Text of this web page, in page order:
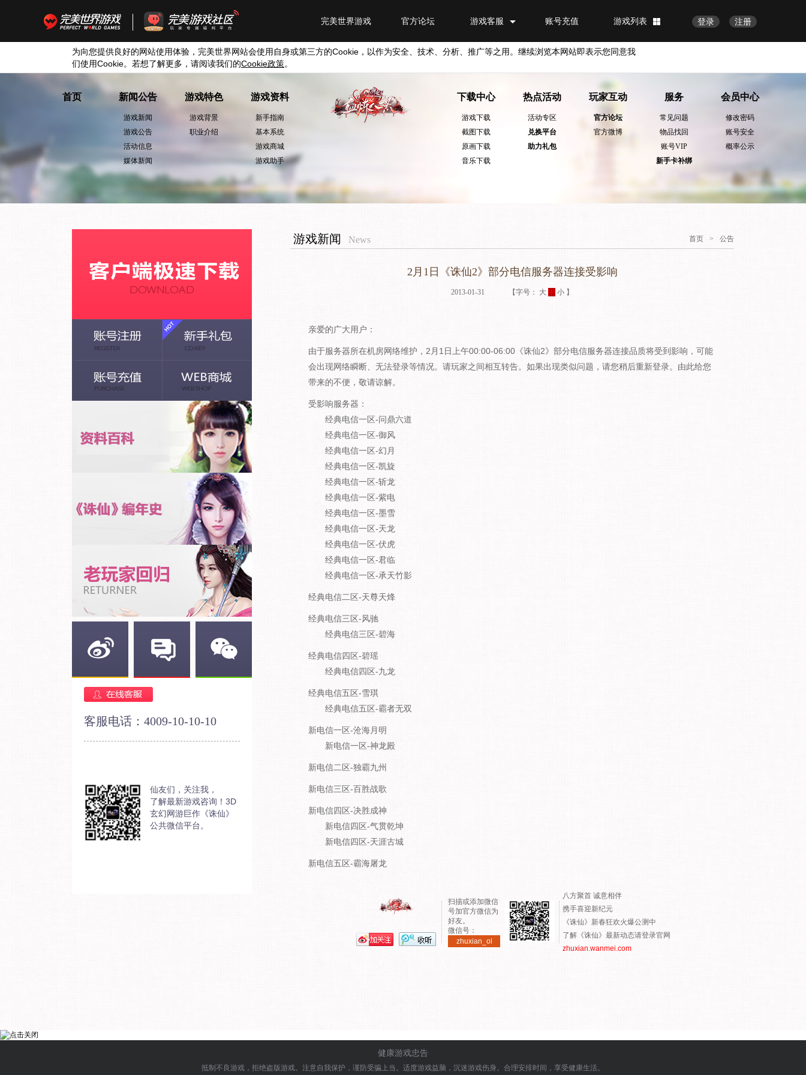
注册
登录
游戏列表
账号充值
游戏客服
官方论坛
完美世界游戏
为向您提供良好的网站使用体验，完美世界网站会使用自身或第三方的Cookie ，以作为安全、技术、分析、推广等之用。继续浏览本网站即表示您同意我
们使用Cookie。若想了解更多，请阅读我们的Cookie政策。
首页 新闻公告
游戏新闻
游戏公告
活动信息
媒体新闻
游戏特色
游戏背景
职业介绍
游戏资料
新手指南
基本系统
游戏商城
游戏助手
下载中心
游戏下载
截图下载
原画下载
音乐下载
热点活动
活动专区
兑换平台
助力礼包
玩家互动
官方论坛
官方微博
服务
常见问题
物品找回
账号VIP
新手卡补绑
会员中心
修改密码
账号安全
概率公示
客服电话：4009-10-10-10
仙友们，关注我，
了解最新游戏咨询！3D
玄幻网游巨作《诛仙》
公共微信平台。
首页 > 公告
游戏新闻 News
2月1日《诛仙2》部分电信服务器连接受影响
2013-01-31 【字号： 大 中 小 】
亲爱的广大用户：
由于服务器所在机房网络维护，2月1日上午00:00-06:00《诛仙2》部分电信服务器连接品质将受到影响，可能
会出现网络瞬断、无法登录等情况。请玩家之间相互转告。如果出现类似问题，请您稍后重新登录。由此给您
带来的不便，敬请谅解。
受影响服务器：
经典电信一区-问鼎六道
经典电信一区-御风
经典电信一区-幻月
经典电信一区-凯旋
经典电信一区-斩龙
经典电信一区-紫电
经典电信一区-墨雪
经典电信一区-天龙
经典电信一区-伏虎
经典电信一区-君临
经典电信一区-承天竹影
经典电信二区-天尊天烽
经典电信三区-风驰
经典电信三区-碧海
经典电信四区-碧瑶
经典电信四区-九龙
经典电信五区-雪琪
经典电信五区-霸者无双
新电信一区-沧海月明
新电信一区-神龙殿
新电信二区-独霸九州
新电信三区-百胜战歌
新电信四区-决胜成神
新电信四区-气贯乾坤
新电信四区-天涯古城
新电信五区-霸海屠龙
扫描或添加微信
号加官方微信为
好友。
微信号：
zhuxian_ol
八方聚首 诚意相伴
携手喜迎新纪元
《诛仙》新春狂欢火爆公测中
了解《诛仙》最新动态请登录官网
zhuxian.wanmei.com
健康游戏忠告
抵制不良游戏，拒绝盗版游戏。注意自我保护，谨防受骗上当。 适度游戏益脑，沉迷游戏伤身。合理安排时间，享受健康生活。